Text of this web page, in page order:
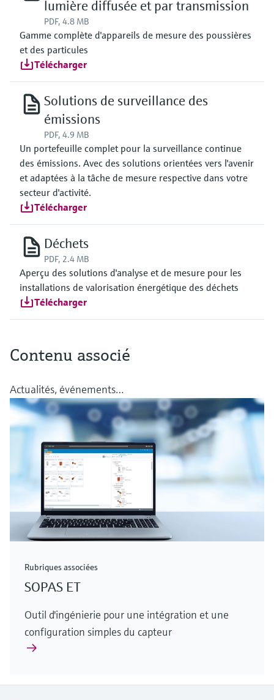
lumière diffusée et par transmission
PDF, 4.8 MB
Gamme complète d'appareils de mesure des poussières
et des particules
Télécharger
Solutions de surveillance des
émissions
PDF, 4.9 MB
Un portefeuille complet pour la surveillance continue
des émissions. Avec des solutions orientées vers l'avenir
et adaptées à la tâche de mesure respective dans votre
secteur d'activité.
Télécharger
Déchets
PDF, 2.4 MB
Aperçu des solutions d'analyse et de mesure pour les
installations de valorisation énergétique des déchets
Télécharger
Contenu associé
Actualités, événements…
Rubriques associées
SOPAS ET
Outil d'ingénierie pour une intégration et une
configuration simples du capteur